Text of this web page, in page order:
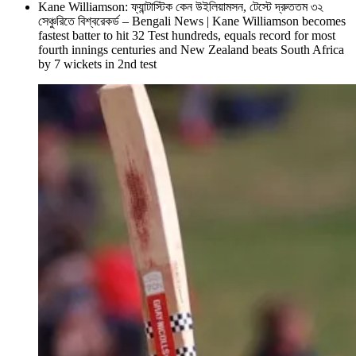
Kane Williamson: ফ্যান্টাস্টিক কেন উইলিয়ামসন, টেস্টে দ্রুততম ৩২
সেঞ্চুরিতে বিশ্বরেকর্ড – Bengali News | Kane Williamson becomes
fastest batter to hit 32 Test hundreds, equals record for most
fourth innings centuries and New Zealand beats South Africa
by 7 wickets in 2nd test